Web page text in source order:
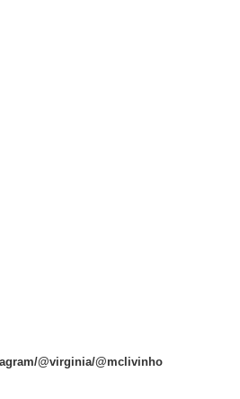
@virginia/@mclivinho